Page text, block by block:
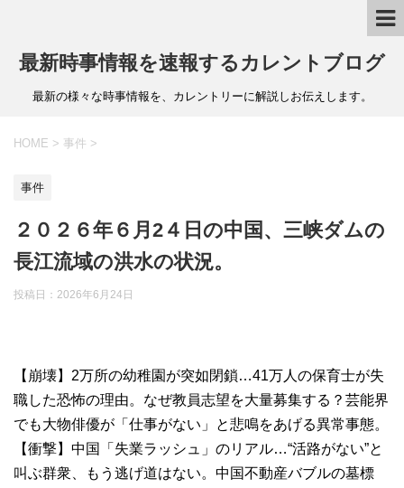
最新時事情報を速報するカレントブログ
最新の様々な時事情報を、カレントリーに解説しお伝えします。
HOME > 事件 >
事件
２０２６年６月2４日の中国、三峡ダムの
長江流域の洪水の状況。
投稿日： 2026年6月24日
【崩壊】2万所の幼稚園が突如閉鎖…41万人の保育士が失
職した恐怖の理由。なぜ教員志望を大量募集する？芸能界
でも大物俳優が「仕事がない」と悲鳴をあげる異常事態。
【衝撃】中国「失業ラッシュ」のリアル…“活路がない”と
叫ぶ群衆、もう逃げ道はない。中国不動産バブルの墓標